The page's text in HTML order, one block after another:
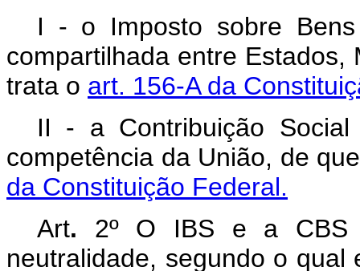
I - o Imposto sobre
compartilhada entre
trata o art. 156-A da
II - a Contribuição
competência da União, de
da Constituição Federal.
Art. 2º
O IBS e a CBS
neutralidade, segundo o qual